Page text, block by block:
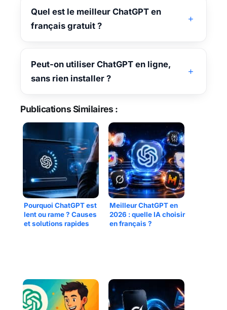
Quel est le meilleur ChatGPT en
français gratuit ?
Peut-on utiliser ChatGPT en ligne,
sans rien installer ?
Publications Similaires :
Pourquoi ChatGPT est
lent ou rame ? Causes
et solutions rapides
Meilleur ChatGPT en
2026 : quelle IA choisir
en français ?